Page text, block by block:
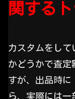
関する
カスタムをして
かどうかで査定
すが、出品時に
ら、実際には